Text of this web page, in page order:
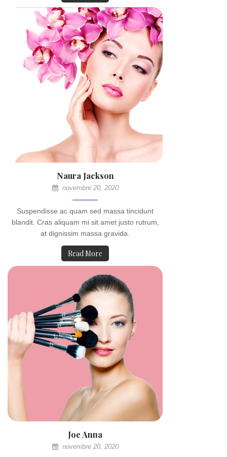
Naura Jackson
novembre 20, 2020
Suspendisse ac quam sed massa tincidunt
blandit. Cras aliquam mi sit amet justo rutrum,
at dignissim massa gravida.
Read More
Joe Anna
novembre 20, 2020